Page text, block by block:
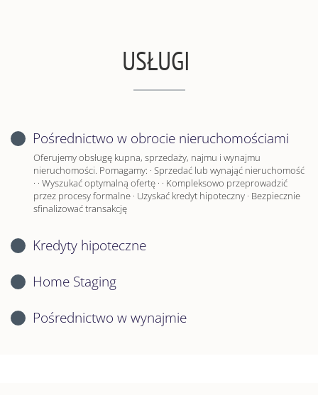
USŁUGI
Pośrednictwo w obrocie nieruchomościami
Oferujemy obsługę kupna, sprzedaży, najmu i wynajmu
nieruchomości. Pomagamy: · Sprzedać lub wynająć nieruchomość
· · Wyszukać optymalną ofertę · · Kompleksowo przeprowadzić
przez procesy formalne · Uzyskać kredyt hipoteczny · Bezpiecznie
sfinalizować transakcję
Kredyty hipoteczne
Home Staging
Pośrednictwo w wynajmie